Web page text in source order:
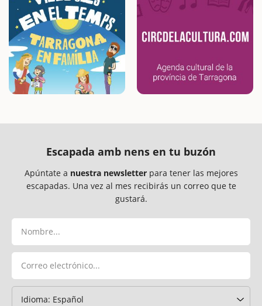
Escapada amb nens en tu buzón
Apúntate a nuestra newsletterpara tener las mejores
escapadas. Una vez al mes recibirás un correo que te
gustará.